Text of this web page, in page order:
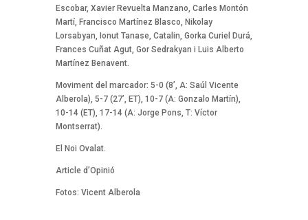
Escobar, Xavier Revuelta Manzano, Carles Montón
Martí, Francisco Martínez Blasco, Nikolay
Lorsabyan, Ionut Tanase, Catalin, Gorka Curiel Durá,
Frances Cuñat Agut, Gor Sedrakyan i Luis Alberto
Martínez Benavent.
Moviment del marcador: 5-0 (8’, A: Saúl Vicente
Alberola), 5-7 (27’, ET), 10-7 (A: Gonzalo Martín),
10-14 (ET), 17-14 (A: Jorge Pons, T: Víctor
Montserrat).
El Noi Ovalat.
Article d’Opinió
Fotos: Vicent Alberola